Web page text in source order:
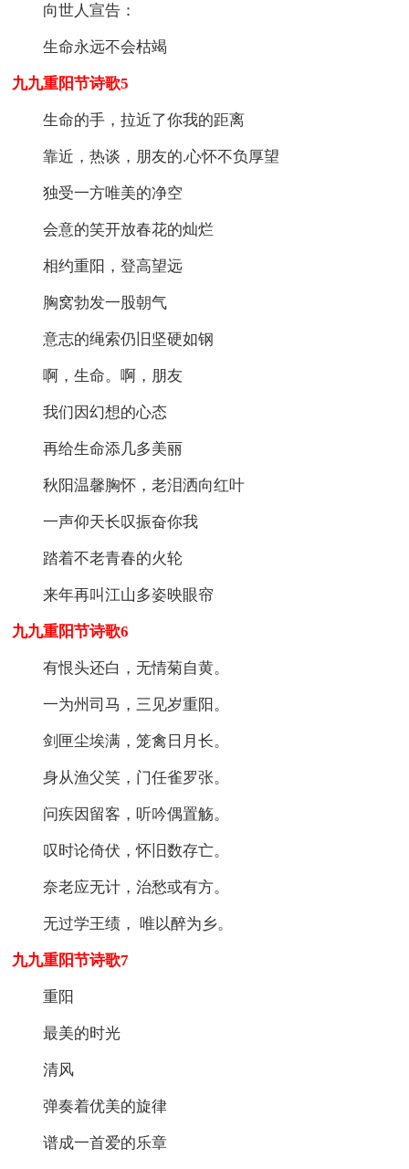
向世人宣告：
生命永远不会枯竭
九九重阳节诗歌5
生命的手，拉近了你我的距离
靠近，热谈，朋友的.心怀不负厚望
独受一方唯美的净空
会意的笑开放春花的灿烂
相约重阳，登高望远
胸窝勃发一股朝气
意志的绳索仍旧坚硬如钢
啊，生命。啊，朋友
我们因幻想的心态
再给生命添几多美丽
秋阳温馨胸怀，老泪洒向红叶
一声仰天长叹振奋你我
踏着不老青春的火轮
来年再叫江山多姿映眼帘
九九重阳节诗歌6
有恨头还白，无情菊自黄。
一为州司马，三见岁重阳。
剑匣尘埃满，笼禽日月长。
身从渔父笑，门任雀罗张。
问疾因留客，听吟偶置觞。
叹时论倚伏，怀旧数存亡。
奈老应无计，治愁或有方。
无过学王绩， 唯以醉为乡。
九九重阳节诗歌7
重阳
最美的时光
清风
弹奏着优美的旋律
谱成一首爱的乐章